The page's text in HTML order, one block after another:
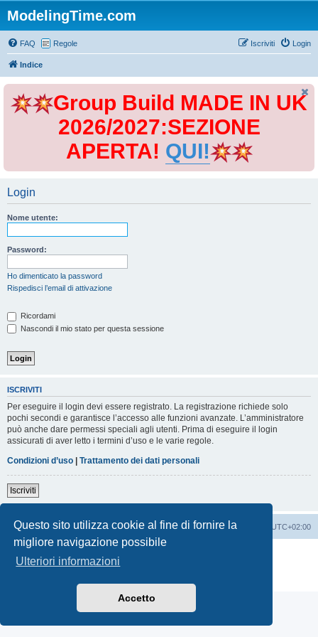
Questo sito utilizza cookie al fine di fornire la
migliore navigazione possibile
Ulteriori informazioni
Accetto
ModelingTime.com
FAQ Regole Login
Iscriviti
Indice
Group Build MADE IN UK
2026/2027:SEZIONE
APERTA! QUI!
Login
Nome utente:
Password:
Ho dimenticato la password
Rispedisci l’email di attivazione
Ricordami
Nascondi il mio stato per questa sessione
ISCRIVITI
Per eseguire il login devi essere registrato. La registrazione richiede solo
pochi secondi e garantisce l’accesso alle funzioni avanzate. L’amministratore
può anche dare permessi speciali agli utenti. Prima di eseguire il login
assicurati di aver letto i termini d’uso e le varie regole.
Condizioni d’uso | Trattamento dei dati personali
Iscriviti
Indice Tutti gli orari sono UTC+02:00
Cancella cookie
Contattaci
Traduzione Italiana